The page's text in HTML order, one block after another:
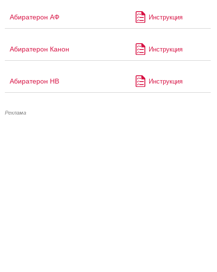
Абиратерон АФ Инструкция
Абиратерон Канон Инструкция
Абиратерон НВ Инструкция
Реклама